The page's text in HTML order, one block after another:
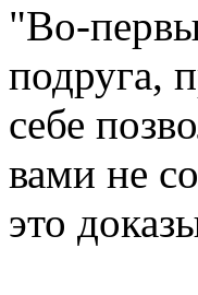
"Во-
подруга,
себе
вами не
это